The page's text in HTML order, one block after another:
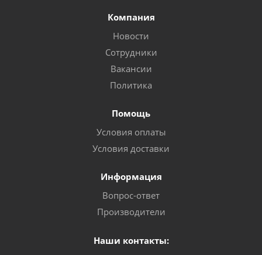
Компания
Новости
Сотрудники
Вакансии
Политика
Помощь
Условия оплаты
Условия доставки
Информация
Вопрос-ответ
Производители
Наши контакты: